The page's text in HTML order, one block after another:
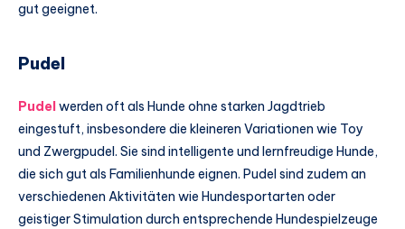
gut geeignet.
Pudel
Pudelwerden oft als Hunde ohne starken Jagdtrieb
eingestuft, insbesondere die kleineren Variationen wie Toy
und Zwergpudel. Sie sind intelligente und lernfreudige Hunde,
die sich gut als Familienhunde eignen. Pudel sind zudem an
verschiedenen Aktivitäten wie Hundesportarten oder
geistiger Stimulation durch entsprechende Hundespielzeuge